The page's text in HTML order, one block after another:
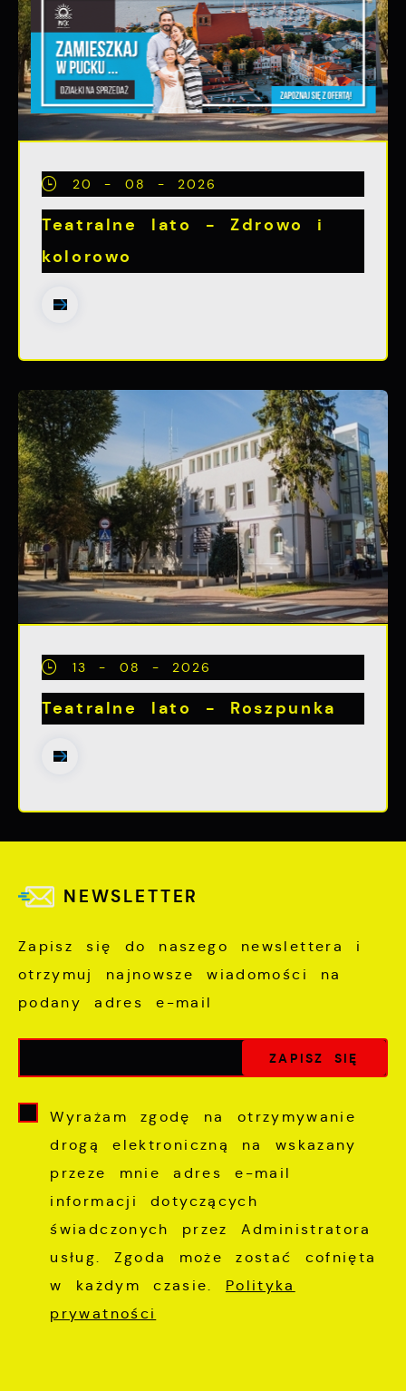
20 - 08 - 2026
Teatralne lato - Zdrowo i
kolorowo
13 - 08 - 2026
Teatralne lato - Roszpunka
NEWSLETTER
Zapisz się do naszego newslettera i
otrzymuj najnowsze wiadomości na
podany adres e-mail
Wyrażam zgodę na otrzymywanie
drogą elektroniczną na wskazany
przeze mnie adres e-mail
informacji dotyczących
świadczonych przez Administratora
usług. Zgoda może zostać cofnięta
w każdym czasie. Polityka
prywatności